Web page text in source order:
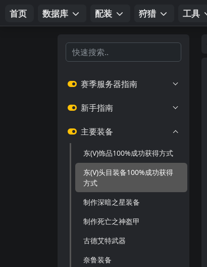
首页 数据库 配装 狩猎 工具
赛季服务器指南
新手指南
主要装备
东(V)饰品100%成功获得方式
东(V)头目装备100%成功获得
方式
制作深暗之星装备
制作死亡之神盔甲
古德艾特武器
奈鲁装备